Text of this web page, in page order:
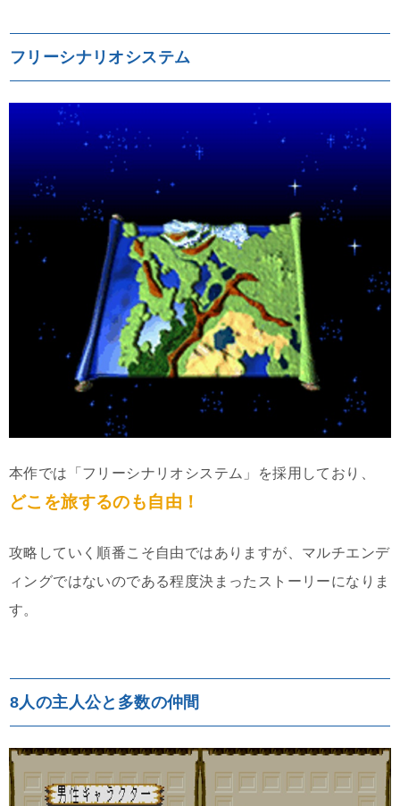
フリーシナリオシステム
本作では「フリーシナリオシステム」を採用しており、
どこを旅するのも自由！
攻略していく順番こそ自由ではありますが、マルチエンデ
ィングではないのである程度決まったストーリーになりま
す。
8人の主人公と多数の仲間